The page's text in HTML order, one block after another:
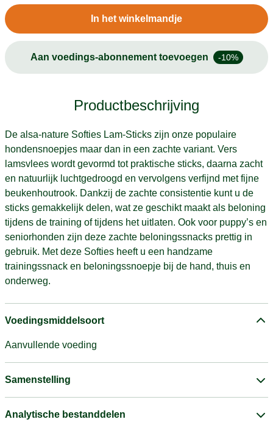
In het winkelmandje
Aan voedings-abonnement toevoegen -10%
Productbeschrijving
De alsa-nature Softies Lam-Sticks zijn onze populaire
hondensnoepjes maar dan in een zachte variant. Vers
lamsvlees wordt gevormd tot praktische sticks, daarna zacht
en natuurlijk luchtgedroogd en vervolgens verfijnd met fijne
beukenhoutrook. Dankzij de zachte consistentie kunt u de
sticks gemakkelijk delen, wat ze geschikt maakt als beloning
tijdens de training of tijdens het uitlaten. Ook voor puppy’s en
seniorhonden zijn deze zachte beloningssnacks prettig in
gebruik. Met deze Softies heeft u een handzame
trainingssnack en beloningssnoepje bij de hand, thuis en
onderweg.
Voedingsmiddelsoort
Aanvullende voeding
Samenstelling
Analytische bestanddelen